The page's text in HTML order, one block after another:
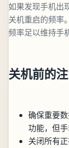
如果发现手机出
关机重启的频率
频率足以维持手
关机前的
确保重要
功能，但
关闭所有